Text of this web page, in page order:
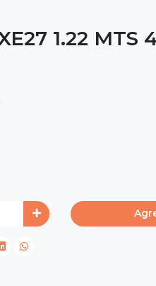
1.22 MTS